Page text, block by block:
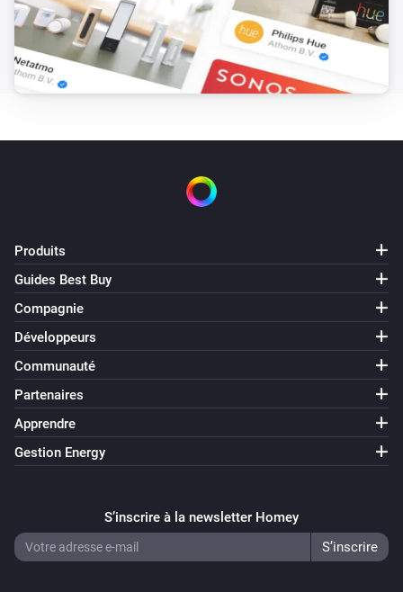
Produits
Guides Best Buy
Compagnie
Développeurs
Communauté
Partenaires
Apprendre
Gestion Energy
S’inscrire à la newsletter Homey